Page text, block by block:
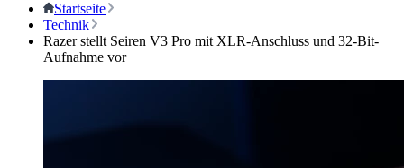
Startseite
Technik
Razer stellt Seiren V3 Pro mit XLR-Anschluss und 32-Bit-
Aufnahme vor